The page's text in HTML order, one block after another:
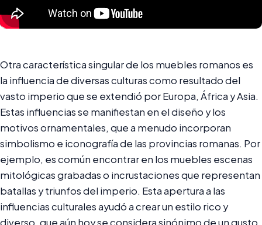
Otra característica singular de los muebles romanos es
la influencia de diversas culturas como resultado del
vasto imperio que se extendió por Europa, África y Asia.
Estas influencias se manifiestan en el diseño y los
motivos ornamentales, que a menudo incorporan
simbolismo e iconografía de las provincias romanas. Por
ejemplo, es común encontrar en los muebles escenas
mitológicas grabadas o incrustaciones que representan
batallas y triunfos del imperio. Esta apertura a las
influencias culturales ayudó a crear un estilo rico y